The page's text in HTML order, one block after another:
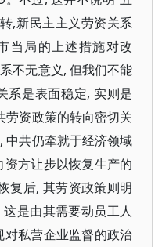
,新民主主义劳资关系
当局的上述措施对改
不无意义, 但我们不能
系是表面稳定, 实则是
劳资政策的转向密切关
中共仍牵就于经济领域
方让步以恢复生产的
复后, 其劳资政策则明
是由其需要动员工人
私营企业监督的政治